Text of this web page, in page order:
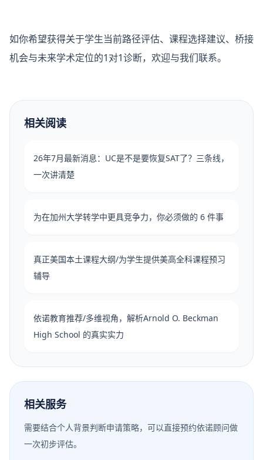
如你希望获得关于学生当前路径评估、课程选择建议、桥接
机会与未来学术定位的1对1诊断，欢迎与我们联系。
相关阅读
26年7月最新消息：UC是不是要恢复SAT了？三条线，
一次讲清楚
为在加州大学转学中更具竞争力，你必须做的 6 件事
真正美国本土课程大纲/为学生提供美高全科课程预习
辅导
依诺教育推荐/多维视角，解析Arnold O. Beckman
High School 的真实实力
相关服务
需要结合个人背景判断申请策略，可以直接预约依诺顾问做
一次初步评估。